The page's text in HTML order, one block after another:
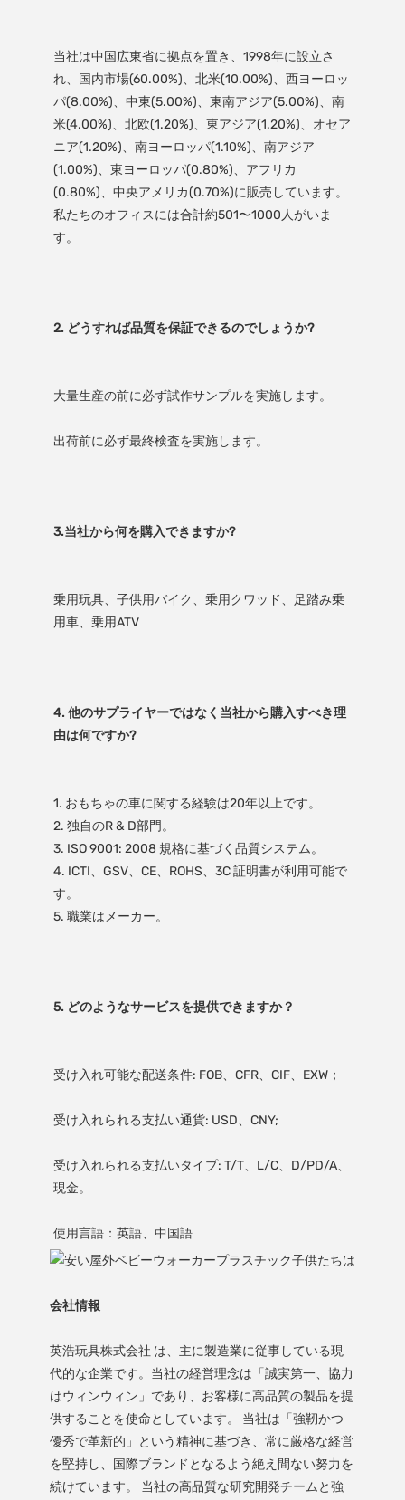
当社は中国広東省に拠点を置き、1998年に設立さ
れ、国内市場(60.00%)、北米(10.00%)、西ヨーロッ
パ(8.00%)、中東(5.00%)、東南アジア(5.00%)、南
米(4.00%)、北欧(1.20%)、東アジア(1.20%)、オセア
ニア(1.20%)、南ヨーロッパ(1.10%)、南アジア
(1.00%)、東ヨーロッパ(0.80%)、アフリカ
(0.80%)、中央アメリカ(0.70%)に販売しています。
私たちのオフィスには合計約501〜1000人がいま
2. どうすれば品質を保証できるのでしょうか?
3.当社から何を購入できますか?
乗用玩具、子供用バイク、乗用クワッド、足踏み乗
用車、乗用ATV
4. 他のサプライヤーではなく当社から購入すべき理
由は何ですか?
1. おもちゃの車に関する経験は20年以上です。
2. 独自のR & D部門。
3. ISO 9001: 2008 規格に基づく品質システム。
4. ICTI、GSV、CE、ROHS、3C 証明書が利用可能で
す。
受け入れられる支払いタイプ: T/T、L/C、D/PD/A、
使用言語：英語、中国語
会社情報
英浩玩具株式会社 は、主に製造業に従事している現
代的な企業です。当社の経営理念は「誠実第一、協力
はウィンウィン」であり、お客様に高品質の製品を提
供することを使命としています。 当社は「強靭かつ
優秀で革新的」という精神に基づき、常に厳格な経営
を堅持し、国際ブランドとなるよう絶え間ない努力を
続けています。 当社の高品質な研究開発チームと強